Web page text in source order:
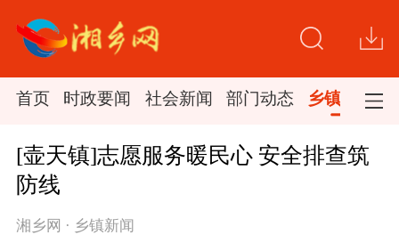
首页 时政要闻 社会新闻 部门动态 乡镇新闻
[壶天镇]志愿服务暖民心 安全排查筑
防线
湘乡网 · 乡镇新闻